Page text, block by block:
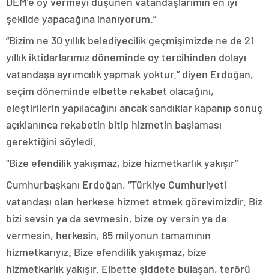
şekilde yapacağına inanıyorum.”
“Bizim ne 30 yıllık belediyecilik geçmişimizde ne de 21
yıllık iktidarlarımız döneminde oy tercihinden dolayı
vatandaşa ayrımcılık yapmak yoktur.” diyen Erdoğan,
seçim döneminde elbette rekabet olacağını,
eleştirilerin yapılacağını ancak sandıklar kapanıp sonuç
açıklanınca rekabetin bitip hizmetin başlaması
gerektiğini söyledi.
“Bize efendilik yakışmaz, bize hizmetkarlık yakışır”
Cumhurbaşkanı Erdoğan, “Türkiye Cumhuriyeti
vatandaşı olan herkese hizmet etmek görevimizdir. Biz
bizi sevsin ya da sevmesin, bize oy versin ya da
vermesin, herkesin, 85 milyonun tamamının
hizmetkarıyız. Bize efendilik yakışmaz, bize
hizmetkarlık yakışır. Elbette şiddete bulaşan, terörü